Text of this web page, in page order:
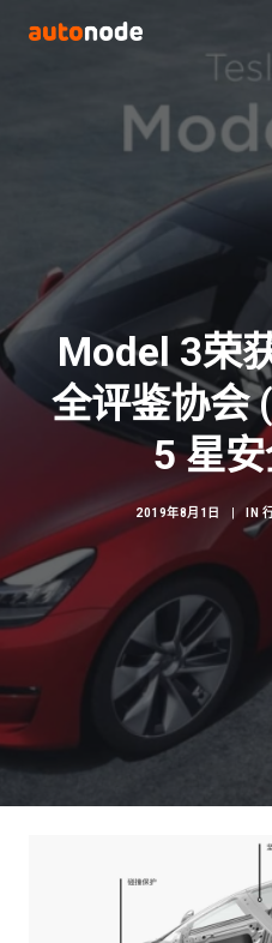
Model 3荣
全评鉴协会
5 星
2019年8月1日 IN